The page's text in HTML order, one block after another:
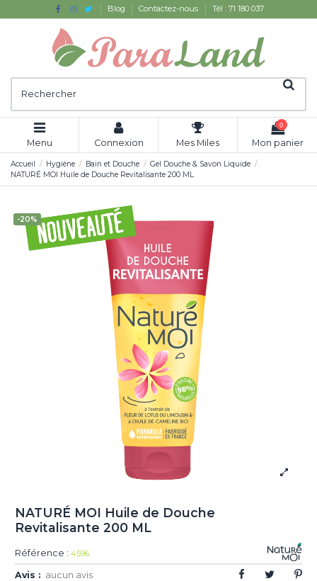
Blog Contactez-nous Tél : 71 180 037
Menu Connexion Mes Miles
0
Mon panier
Accueil Hygiène Bain et Douche
Gel Douche & Savon Liquide
NATURÉ MOI Huile de Douche Revitalisante 200 ML
-20%
NATURÉ MOI Huile de Douche
Revitalisante 200 ML
Référence : 4596
Avis : aucun avis